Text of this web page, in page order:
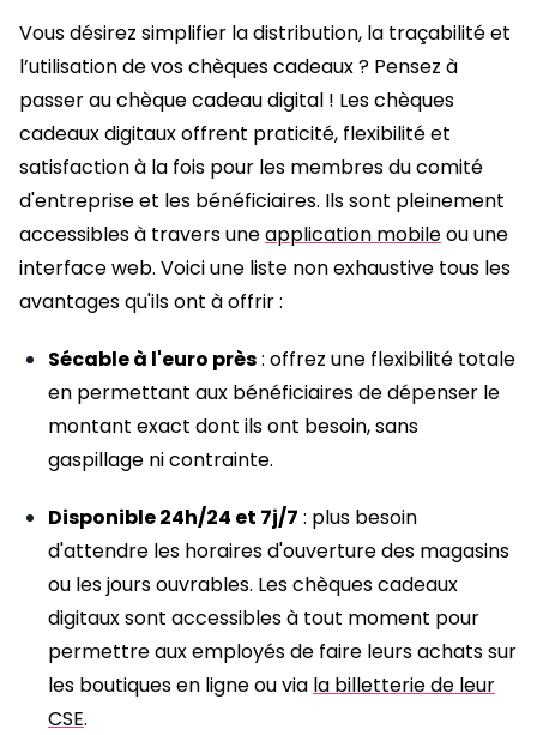
Vous désirez simplifier la distribution, la traçabilité et
l’utilisation de vos chèques cadeaux ? Pensez à
passer au chèque cadeau digital ! Les chèques
cadeaux digitaux offrent praticité, flexibilité et
satisfaction à la fois pour les membres du comité
d'entreprise et les bénéficiaires. Ils sont pleinement
accessibles à travers uneapplication mobileou une
interface web. Voici une liste non exhaustive tous les
avantages qu'ils ont à offrir :
Sécable à l'euro près: offrez une flexibilité totale
en permettant aux bénéficiaires de dépenser le
montant exact dont ils ont besoin, sans
gaspillage ni contrainte.
Disponible 24h/24 et 7j/7 : plus besoin
d'attendre les horaires d'ouverture des magasins
ou les jours ouvrables. Les chèques cadeaux
digitaux sont accessibles à tout moment pour
permettre aux employés de faire leurs achats sur
les boutiques en ligne ou via la billetterie de leur
CSE.